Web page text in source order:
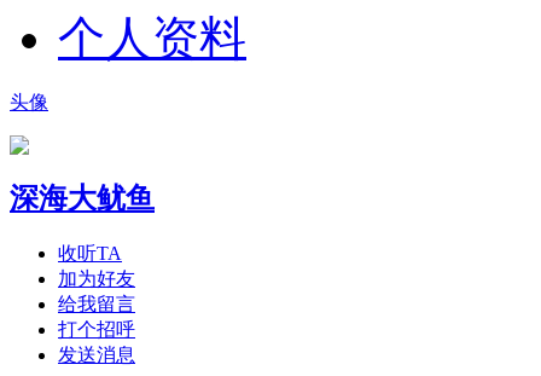
个人资料
头像
深海大鱿鱼
收听TA
加为好友
给我留言
打个招呼
发送消息